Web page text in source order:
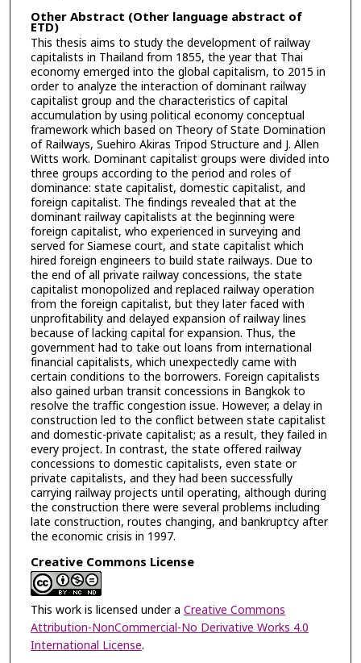
Other Abstract (Other language abstract of
ETD)
This thesis aims to study the development of railway
capitalists in Thailand from 1855, the year that Thai
economy emerged into the global capitalism, to 2015 in
order to analyze the interaction of dominant railway
capitalist group and the characteristics of capital
accumulation by using political economy conceptual
framework which based on Theory of State Domination
of Railways, Suehiro Akiras Tripod Structure and J. Allen
Witts work. Dominant capitalist groups were divided into
three groups according to the period and roles of
dominance: state capitalist, domestic capitalist, and
foreign capitalist. The findings revealed that at the
dominant railway capitalists at the beginning were
foreign capitalist, who experienced in surveying and
served for Siamese court, and state capitalist which
hired foreign engineers to build state railways. Due to
the end of all private railway concessions, the state
capitalist monopolized and replaced railway operation
from the foreign capitalist, but they later faced with
unprofitability and delayed expansion of railway lines
because of lacking capital for expansion. Thus, the
government had to take out loans from international
financial capitalists, which unexpectedly came with
certain conditions to the borrowers. Foreign capitalists
also gained urban transit concessions in Bangkok to
resolve the traffic congestion issue. However, a delay in
construction led to the conflict between state capitalist
and domestic-private capitalist; as a result, they failed in
every project. In contrast, the state offered railway
concessions to domestic capitalists, even state or
private capitalists, and they had been successfully
carrying railway projects until operating, although during
the construction there were several problems including
late construction, routes changing, and bankruptcy after
the economic crisis in 1997.
Creative Commons License
This work is licensed under a Creative Commons
Attribution-NonCommercial-No Derivative Works 4.0
International License.